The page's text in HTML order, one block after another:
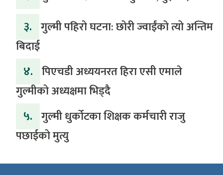
३. गुल्मी पहिरो घटना: छोरी ज्वाईंको त्यो अन्तिम
बिदाई
४. पिएचडी अध्ययनरत हिरा एसी एमाले
गुल्मीको अध्यक्षमा भिड्दै
५. गुल्मी धुर्कोटका शिक्षक कर्मचारी राजु
पछाईको मुत्यु